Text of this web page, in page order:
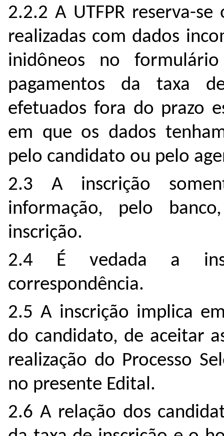
2.2.2 A UTFPR reserva-
realizadas com dados
inidôneos no
pagamentos da taxa
efetuados fora do prazo
em que os dados
pelo candidato ou pelo
2.3 A inscrição
informação, pelo
inscrição.
2.4 É vedada a
correspondência.
2.5 A inscrição implica
do candidato, de aceitar
realização do Processo
no presente Edital.
2.6 A relação dos